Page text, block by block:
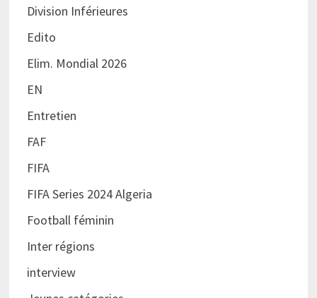
Division Inférieures
Edito
Elim. Mondial 2026
EN
Entretien
FAF
FIFA
FIFA Series 2024 Algeria
Football féminin
Inter régions
interview